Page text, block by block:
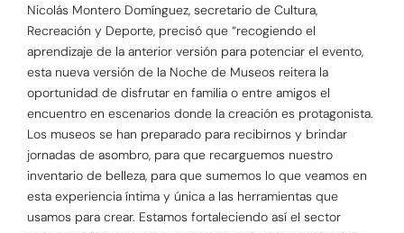
Nicolás Montero Domínguez, secretario de Cultura,
Recreación y Deporte, precisó que “recogiendo el
aprendizaje de la anterior versión para potenciar el evento,
esta nueva versión de la Noche de Museos reitera la
oportunidad de disfrutar en familia o entre amigos el
encuentro en escenarios donde la creación es protagonista.
Los museos se han preparado para recibirnos y brindar
jornadas de asombro, para que recarguemos nuestro
inventario de belleza, para que sumemos lo que veamos en
esta experiencia íntima y única a las herramientas que
usamos para crear. Estamos fortaleciendo así el sector